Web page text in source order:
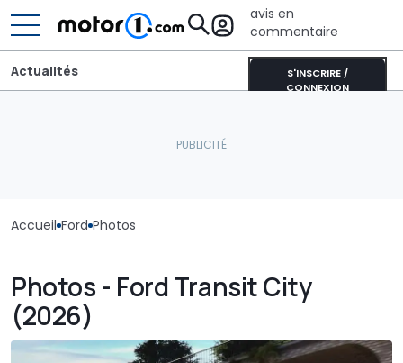
avis en
commentaire
S'INSCRIRE /
CONNEXION
Actualités
Accueil Ford Photos
Photos - Ford Transit City
(2026)